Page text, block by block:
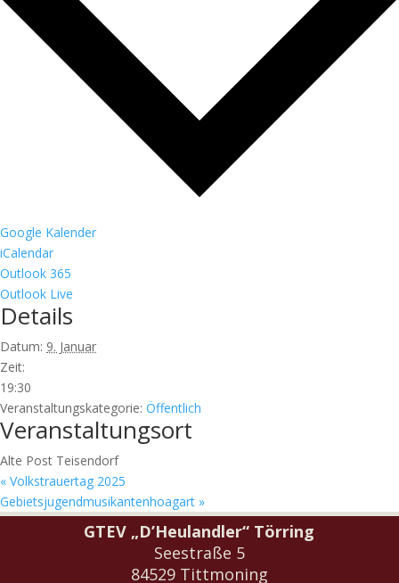
Google Kalender
iCalendar
Outlook 365
Outlook Live
Details
Datum: 9. Januar
Zeit:
19:30
Veranstaltungskategorie: Öffentlich
Veranstaltungsort
Alte Post Teisendorf
« Volkstrauertag 2025
Gebietsjugendmusikantenhoagart »
GTEV „D’Heulandler“ Törring
Seestraße 5
84529 Tittmoning